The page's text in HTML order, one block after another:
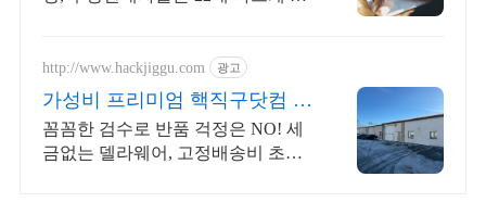
http://www.hackjiggu.com 광고
가성비 프리미엄 핵직구닷컴 핵
빠른입출고 사진/최강검수
꼼꼼한 검수로 반품 걱정은 NO! 세
금없는 델라웨어, 고정배송비 초특